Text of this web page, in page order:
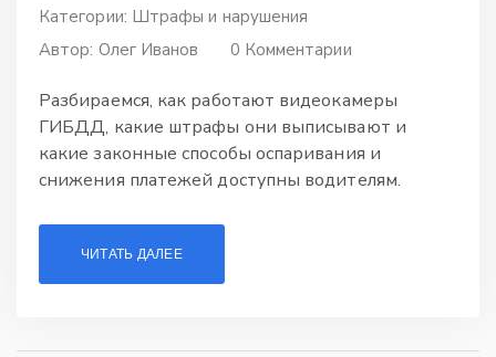
Категории: Штрафы и нарушения
Автор: Олег Иванов 0 Комментарии
Разбираемся, как работают видеокамеры
ГИБДД, какие штрафы они выписывают и
какие законные способы оспаривания и
снижения платежей доступны водителям.
ЧИТАТЬ ДАЛЕЕ